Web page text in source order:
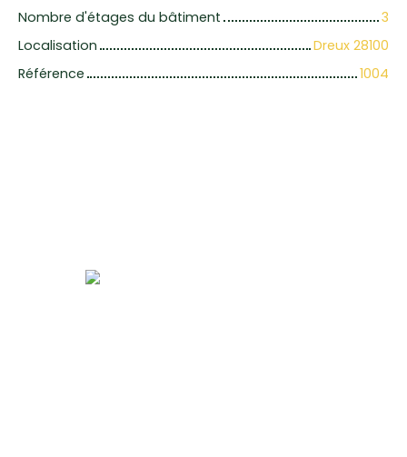
Nombre d'étages du bâtiment
3
Localisation
Dreux 28100
Référence
1004